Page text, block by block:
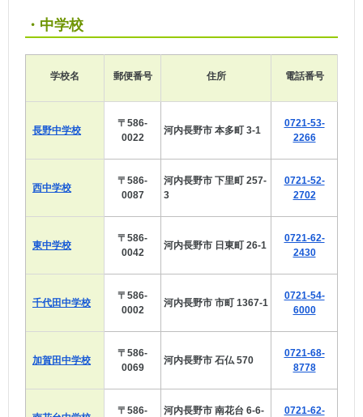
・中学校
学校名 郵便番号 住所 電話番号
長野中学校
〒586-
0022
河内長野市 本多町 3-1
0721-53-
2266
西中学校
〒586-
0087
河内長野市 下里町 257-
3
0721-52-
2702
東中学校
〒586-
0042
河内長野市 日東町 26-1
0721-62-
2430
千代田中学校
〒586-
0002
河内長野市 市町 1367-1
0721-54-
6000
加賀田中学校
〒586-
0069
河内長野市 石仏 570
0721-68-
8778
〒586- 河内長野市 南花台 6-6- 0721-62-